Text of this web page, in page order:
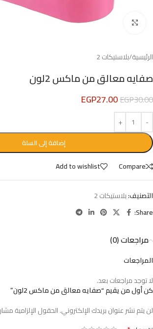
Click to enlarge
الرئيسية/بلاستيكات 2
صفايه معالق من ماكس 2لون
EGP30.00
EGP27.00
إضافة إلى السلة
Compare
Add to wishlist
التصنيف:بلاستيكات 2
Share:
مراجعات (0)
المراجعات
لا توجد مراجعات بعد.
كن أول من يقيم “صفايه معالق من ماكس 2لون”
لن يتم نشر عنوان بريدك الإلكتروني.الحقول الإلزامية مشار